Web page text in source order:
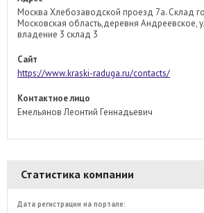
Москва Хлебозаводской проезд 7а. Склад
Московская область,деревня Андреевское,
владение 3 склад 3
Сайт
https://www.kraski-raduga.ru/contacts/
Контактное лицо
Емельянов Леонтий Геннадьевич
Статистика компании
Дата регистрации на портале: